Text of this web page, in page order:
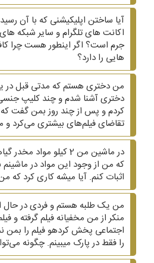
آیا ساختن اپلیکیشنی که با آن
اکانت های تلگرام و سایر شبکه
جرم است؟ اگر اینطور هست چرا
هایی را دارد؟
من دختری هستم که مدتی قبل در
دختری آشنا شدم و چند کلیپ
کردم و پس از چند روز بمن گفت
تقاضای فیلم‌های بیشتری می‌کرد و
در ماشین من 2 کیلو
که من از وجود این مواد در
اثبات کنم. آیا میشه کاری کرد که
من یک طلبه هستم و فردی در حال
منکر از من مخفیانه فیلم گرفته و
اجتماعی پخش کردهو فیلم را
را فقط در پارک میبینم. چگونه